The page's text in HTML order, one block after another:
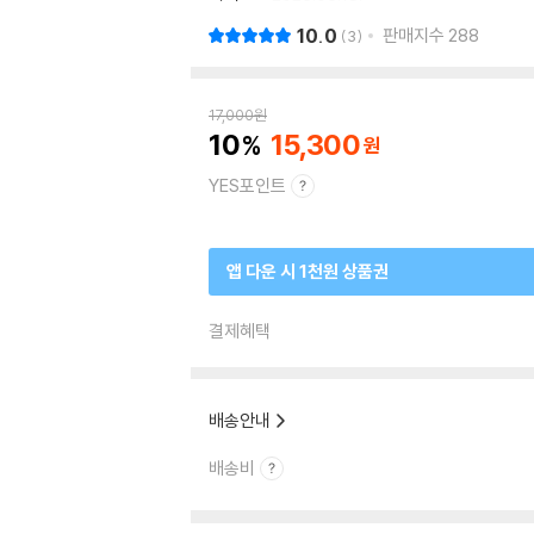
10.0 3 판매지수 288
17,000원
10 15,300
YES포인트
앱 다운 시 1천원 상품권
결제혜택
배송안내
배송비